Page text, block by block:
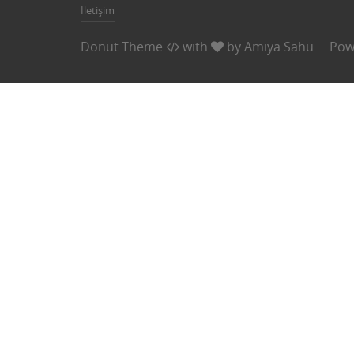
İletişim
Donut Theme with byAmiya Sahu